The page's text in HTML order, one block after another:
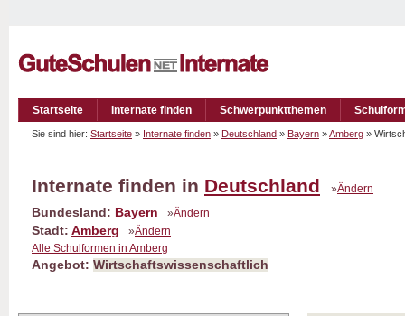
Startseite Internate finden Schwerpunktthemen
Sie sind hier: Startseite » Internate finden » Deutschland » Bayern »Amberg »
Internate finden in Deutschland »Ändern
Bundesland: Bayern »Ändern
Stadt: Amberg »Ändern
Alle Schulformen in Amberg
Angebot: Wirtschaftswissenschaftlich